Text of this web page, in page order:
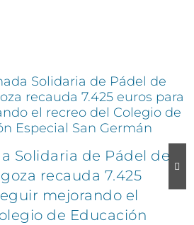
Solidaria de Pádel de
recauda 7.425
mejorando el
de Educación